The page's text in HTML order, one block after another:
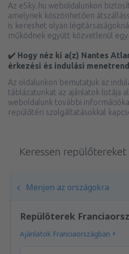
Az eSky.hu weboldalunkon
amelynek köszönhetően
is kereshet olyan
működnek együtt közvetlenül
✔️ Hogy néz ki a(z) Nantes
érkezési és indulási
Az oldalunkon bemutatjuk az
táblázatunkat az ajánlatok listája
weboldalunk további
repülőtéri szolgáltatásokkal
Keressen repülőtereket
Menjen az országokra
Repülőterek
Ajánlatok Franciaországban